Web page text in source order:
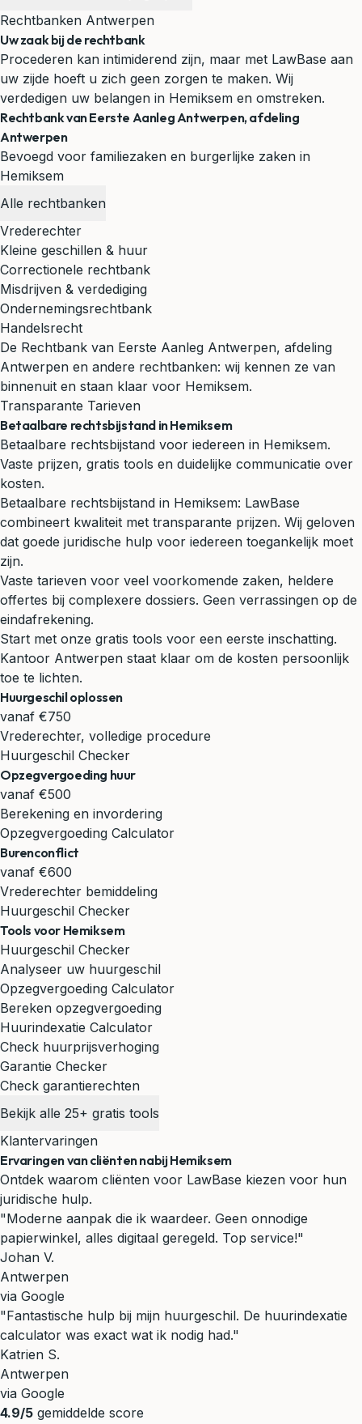
Rechtbanken Antwerpen
Uw zaak bij de rechtbank
Procederen kan intimiderend zijn, maar met LawBase aan
uw zijde hoeft u zich geen zorgen te maken. Wij
verdedigen uw belangen in Hemiksem en omstreken.
Rechtbank van Eerste Aanleg Antwerpen, afdeling
Antwerpen
Bevoegd voor familiezaken en burgerlijke zaken in
Hemiksem
Alle rechtbanken
Vrederechter
Kleine geschillen & huur
Correctionele rechtbank
Misdrijven & verdediging
Ondernemingsrechtbank
Handelsrecht
De Rechtbank van Eerste Aanleg Antwerpen, afdeling
Antwerpen en andere rechtbanken: wij kennen ze van
binnenuit en staan klaar voor Hemiksem.
Transparante Tarieven
Betaalbare rechtsbijstand in Hemiksem
Betaalbare rechtsbijstand voor iedereen in Hemiksem.
Vaste prijzen, gratis tools en duidelijke communicatie over
kosten.
Betaalbare rechtsbijstand in Hemiksem: LawBase
combineert kwaliteit met transparante prijzen. Wij geloven
dat goede juridische hulp voor iedereen toegankelijk moet
zijn.
Vaste tarieven voor veel voorkomende zaken, heldere
offertes bij complexere dossiers. Geen verrassingen op de
eindafrekening.
Start met onze gratis tools voor een eerste inschatting.
Kantoor Antwerpen staat klaar om de kosten persoonlijk
toe te lichten.
Huurgeschil oplossen
vanaf €750
Vrederechter, volledige procedure
Huurgeschil Checker
Opzegvergoeding huur
vanaf €500
Berekening en invordering
Opzegvergoeding Calculator
Burenconflict
vanaf €600
Vrederechter bemiddeling
Huurgeschil Checker
Tools voor Hemiksem
Huurgeschil Checker
Analyseer uw huurgeschil
Opzegvergoeding Calculator
Bereken opzegvergoeding
Huurindexatie Calculator
Check huurprijsverhoging
Garantie Checker
Check garantierechten
Bekijk alle 25+ gratis tools
Klantervaringen
Ervaringen van cliënten nabij Hemiksem
Ontdek waarom cliënten voor LawBase kiezen voor hun
juridische hulp.
"Moderne aanpak die ik waardeer. Geen onnodige
papierwinkel, alles digitaal geregeld. Top service!"
Johan V.
Antwerpen
via Google
"Fantastische hulp bij mijn huurgeschil. De huurindexatie
calculator was exact wat ik nodig had."
Katrien S.
Antwerpen
via Google
4.9/5 gemiddelde score